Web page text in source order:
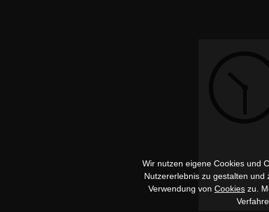
Wir nutzen eigene Cookies und
Nutzererlebnis zu gestalten
Verwendung von Cookies zu.